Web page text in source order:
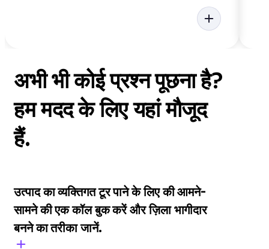
अभी भी कोई प्रश्न पूछना है?
हम मदद के लिए यहां मौजूद
हैं.
उत्पाद का व्यक्तिगत टूर पाने के लिए की आमने-
सामने की एक कॉल बुक करें और ज़िला भागीदार
बनने का तरीका जानें.